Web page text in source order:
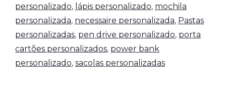
personalizado, lápis personalizado, mochila
personalizada, necessaire personalizada, Pastas
personalizadas, pen drive personalizado, porta
cartões personalizados, power bank
personalizado, sacolas personalizadas